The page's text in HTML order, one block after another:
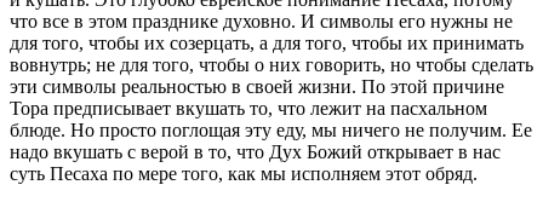
что все в этом празднике духовно. И символы его нужны не
для того, чтобы их созерцать, а для того, чтобы их принимать
вовнутрь; не для того, чтобы о них говорить, но чтобы сделать
эти символы реальностью в своей жизни. По этой причине
Тора предписывает вкушать то, что лежит на пасхальном
блюде. Но просто поглощая эту еду, мы ничего не получим. Ее
надо вкушать с верой в то, что Дух Божий открывает в нас
суть Песаха по мере того, как мы исполняем этот обряд.